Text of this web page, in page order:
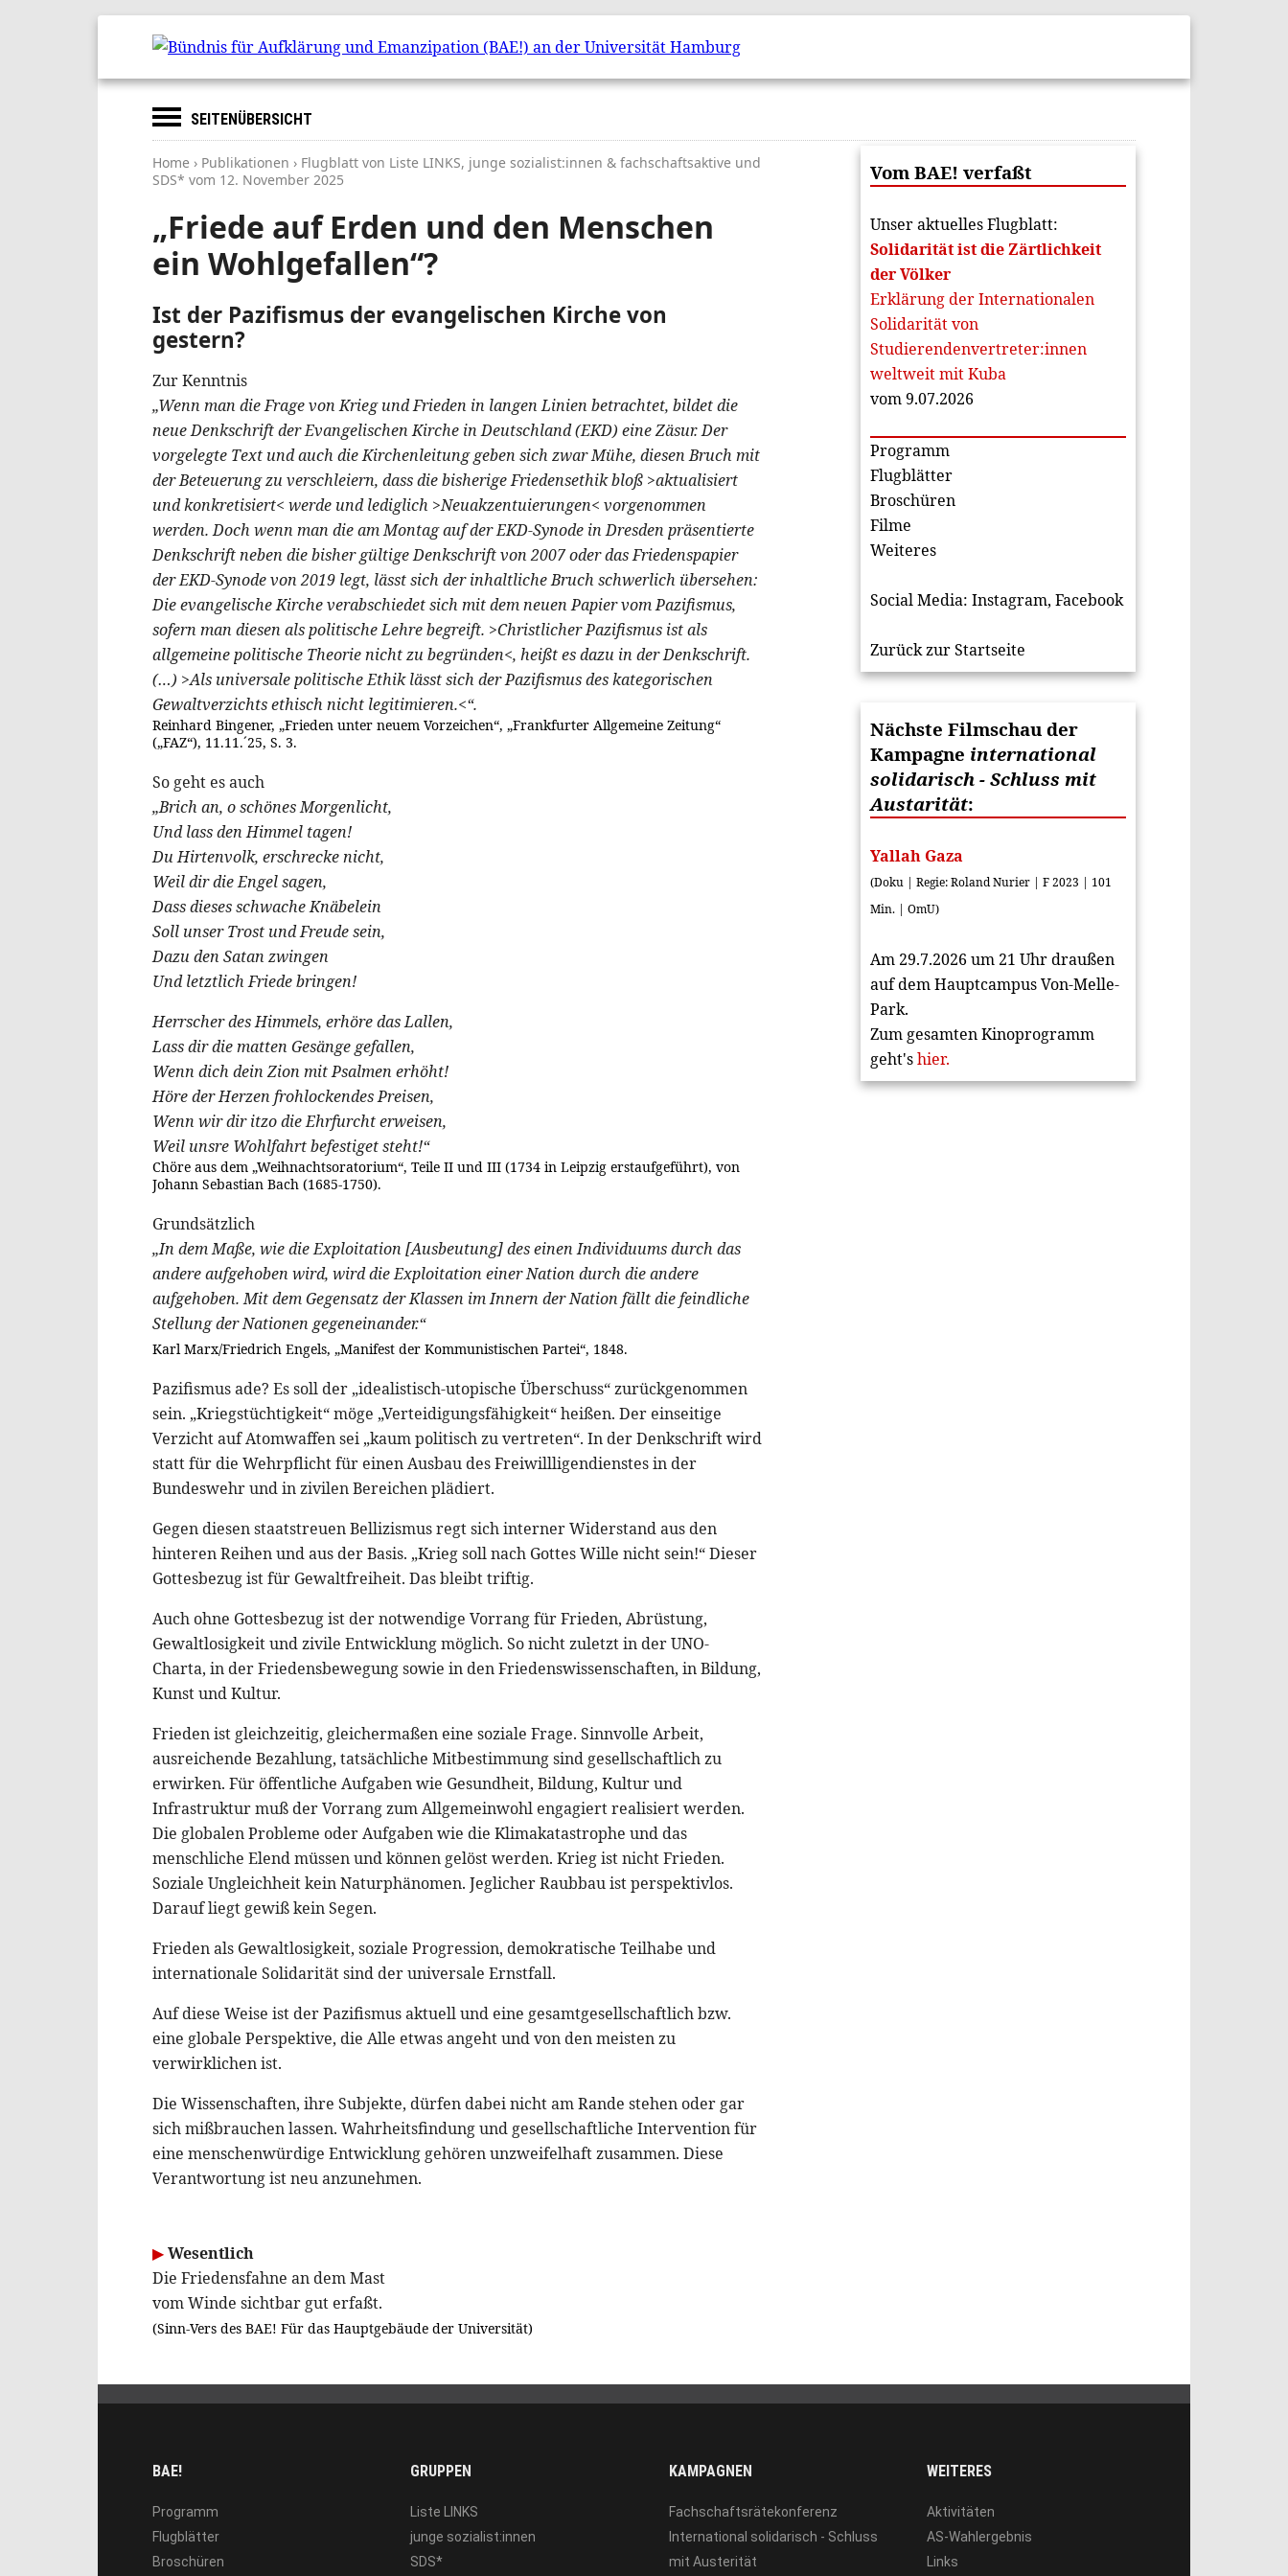
SEITENÜBERSICHT
Home › Publikationen › Flugblatt von Liste LINKS, junge sozialist:innen & fachschaftsaktive und
SDS* vom 12. November 2025
„Friede auf Erden und den Menschen
ein Wohlgefallen“?
Ist der Pazifismus der evangelischen Kirche von
gestern?
Zur Kenntnis
„Wenn man die Frage von Krieg und Frieden in langen Linien betrachtet, bildet die
neue Denkschrift der Evangelischen Kirche in Deutschland (EKD) eine Zäsur. Der
vorgelegte Text und auch die Kirchenleitung geben sich zwar Mühe, diesen Bruch mit
der Beteuerung zu verschleiern, dass die bisherige Friedensethik bloß >aktualisiert
und konkretisiert< werde und lediglich >Neuakzentuierungen< vorgenommen
werden. Doch wenn man die am Montag auf der EKD-Synode in Dresden präsentierte
Denkschrift neben die bisher gültige Denkschrift von 2007 oder das Friedenspapier
der EKD-Synode von 2019 legt, lässt sich der inhaltliche Bruch schwerlich übersehen:
Die evangelische Kirche verabschiedet sich mit dem neuen Papier vom Pazifismus,
sofern man diesen als politische Lehre begreift. >Christlicher Pazifismus ist als
allgemeine politische Theorie nicht zu begründen<, heißt es dazu in der Denkschrift.
(…) >Als universale politische Ethik lässt sich der Pazifismus des kategorischen
Gewaltverzichts ethisch nicht legitimieren.<“.
Reinhard Bingener, „Frieden unter neuem Vorzeichen“, „Frankfurter Allgemeine Zeitung“
(„FAZ“), 11.11.´25, S. 3.
So geht es auch
„Brich an, o schönes Morgenlicht,
Und lass den Himmel tagen!
Du Hirtenvolk, erschrecke nicht,
Weil dir die Engel sagen,
Dass dieses schwache Knäbelein
Soll unser Trost und Freude sein,
Dazu den Satan zwingen
Und letztlich Friede bringen!
Herrscher des Himmels, erhöre das Lallen,
Lass dir die matten Gesänge gefallen,
Wenn dich dein Zion mit Psalmen erhöht!
Höre der Herzen frohlockendes Preisen,
Wenn wir dir itzo die Ehrfurcht erweisen,
Weil unsre Wohlfahrt befestiget steht!“
Chöre aus dem „Weihnachtsoratorium“, Teile II und III (1734 in Leipzig erstaufgeführt), von
Johann Sebastian Bach (1685-1750).
Grundsätzlich
„In dem Maße, wie die Exploitation [Ausbeutung] des einen Individuums durch das
andere aufgehoben wird, wird die Exploitation einer Nation durch die andere
aufgehoben. Mit dem Gegensatz der Klassen im Innern der Nation fällt die feindliche
Stellung der Nationen gegeneinander.“
Karl Marx/Friedrich Engels, „Manifest der Kommunistischen Partei“, 1848.
Pazifismus ade? Es soll der „idealistisch-utopische Überschuss“ zurückgenommen
sein. „Kriegstüchtigkeit“ möge „Verteidigungsfähigkeit“ heißen. Der einseitige
Verzicht auf Atomwaffen sei „kaum politisch zu vertreten“. In der Denkschrift wird
statt für die Wehrpflicht für einen Ausbau des Freiwillligendienstes in der
Bundeswehr und in zivilen Bereichen plädiert.
Gegen diesen staatstreuen Bellizismus regt sich interner Widerstand aus den
hinteren Reihen und aus der Basis. „Krieg soll nach Gottes Wille nicht sein!“ Dieser
Gottesbezug ist für Gewaltfreiheit. Das bleibt triftig.
Auch ohne Gottesbezug ist der notwendige Vorrang für Frieden, Abrüstung,
Gewaltlosigkeit und zivile Entwicklung möglich. So nicht zuletzt in der UNO-
Charta, in der Friedensbewegung sowie in den Friedenswissenschaften, in Bildung,
Kunst und Kultur.
Frieden ist gleichzeitig, gleichermaßen eine soziale Frage. Sinnvolle Arbeit,
ausreichende Bezahlung, tatsächliche Mitbestimmung sind gesellschaftlich zu
erwirken. Für öffentliche Aufgaben wie Gesundheit, Bildung, Kultur und
Infrastruktur muß der Vorrang zum Allgemeinwohl engagiert realisiert werden.
Die globalen Probleme oder Aufgaben wie die Klimakatastrophe und das
menschliche Elend müssen und können gelöst werden. Krieg ist nicht Frieden.
Soziale Ungleichheit kein Naturphänomen. Jeglicher Raubbau ist perspektivlos.
Darauf liegt gewiß kein Segen.
Frieden als Gewaltlosigkeit, soziale Progression, demokratische Teilhabe und
internationale Solidarität sind der universale Ernstfall.
Auf diese Weise ist der Pazifismus aktuell und eine gesamtgesellschaftlich bzw.
eine globale Perspektive, die Alle etwas angeht und von den meisten zu
verwirklichen ist.
Die Wissenschaften, ihre Subjekte, dürfen dabei nicht am Rande stehen oder gar
sich mißbrauchen lassen. Wahrheitsfindung und gesellschaftliche Intervention für
eine menschenwürdige Entwicklung gehören unzweifelhaft zusammen. Diese
Verantwortung ist neu anzunehmen.
▶Wesentlich
Die Friedensfahne an dem Mast
vom Winde sichtbar gut erfaßt.
(Sinn-Vers des BAE! Für das Hauptgebäude der Universität)
Vom BAE! verfaßt
Unser aktuelles Flugblatt:
Solidarität ist die Zärtlichkeit
der Völker
Erklärung der Internationalen
Solidarität von
Studierendenvertreter:innen
weltweit mit Kuba
vom 9.07.2026
Programm
Flugblätter
Broschüren
Filme
Weiteres
Social Media: Instagram, Facebook
Zurück zur Startseite
Nächste Filmschau der
Kampagne international
solidarisch - Schluss mit
Austarität:
Yallah Gaza
(Doku | Regie: Roland Nurier | F 2023 | 101
Min. | OmU)
Am 29.7.2026 um 21 Uhr draußen
auf dem Hauptcampus Von-Melle-
Park.
Zum gesamten Kinoprogramm
geht'shier.
BAE!
Programm
Flugblätter
Broschüren
GRUPPEN
Liste LINKS
junge sozialist:innen
SDS*
KAMPAGNEN
Fachschaftsrätekonferenz
International solidarisch - Schluss
mit Austerität
WEITERES
Aktivitäten
AS-Wahlergebnis
Links